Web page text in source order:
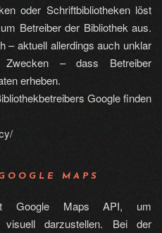
oder Schriftbibliotheken löst
Betreiber der Bibliothek aus.
– aktuell allerdings auch unklar
– dass Betreiber
erheben.
Google finden
MAPS
Google Maps API, um
visuell darzustellen. Bei der